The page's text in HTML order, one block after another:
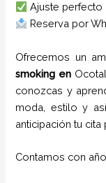
Ajuste perfecto
Reserva por
Ofrecemos un
smoking en Ocotal
conozcas y
moda, estilo y
anticipación tu
Contamos con